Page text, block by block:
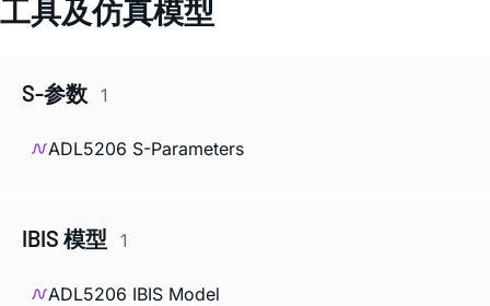
工具及仿真模型
S-参数 1
ADL5206 S-Parameters
IBIS 模型 1
ADL5206 IBIS Model